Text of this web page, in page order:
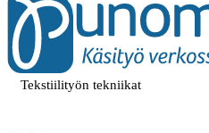
Tekstiilityön tekniikat